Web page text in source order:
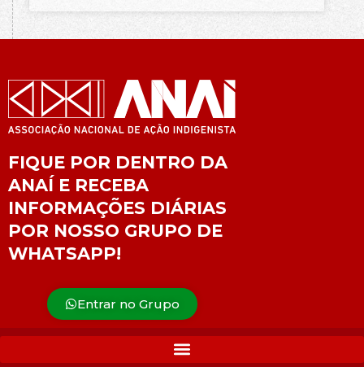
FIQUE POR DENTRO DA
ANAÍ E RECEBA
INFORMAÇÕES DIÁRIAS
POR NOSSO GRUPO DE
WHATSAPP!
Entrar no Grupo